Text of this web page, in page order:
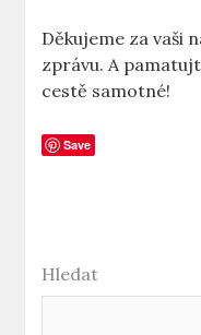
Děkujeme za vaši
zprávu. A
cestě samotné!
Save
Hledat